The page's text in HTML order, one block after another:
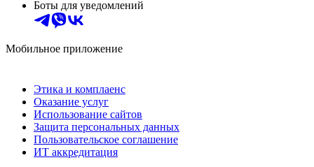
Боты для уведомлений
Мобильное приложение
Этика и комплаенс
Оказание услуг
Использование сайтов
Защита персональных данных
Пользовательское соглашение
ИТ аккредитация